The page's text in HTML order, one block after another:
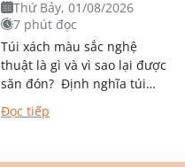
Thứ Bảy, 01/08/2026
7 phút đọc
Túi xách màu sắc nghệ
thuật là gì và vì sao lại được
săn đón? Định nghĩa túi
xách mang phong cách
nghệ thuật Khác với túi
Đọc tiếp